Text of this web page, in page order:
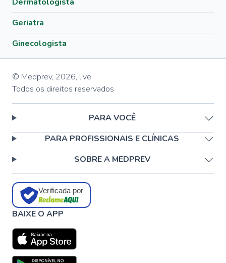
Geriatra
Ginecologista
© Medprev, 2026, live
Todos os direitos reservados
PARA VOCÊ
PARA PROFISSIONAIS E CLÍNICAS
SOBRE A MEDPREV
Verificada por
BAIXE O APP